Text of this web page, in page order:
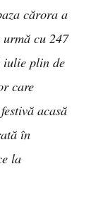
cărora a
cu 247
plin de
care
acasă
în
la